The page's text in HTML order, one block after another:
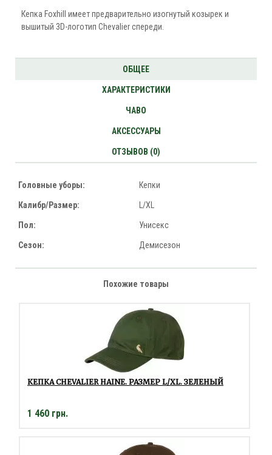
Кепка Foxhill имеет предварительно изогнутый козырек и
вышитый 3D-логотип Chevalier спереди.
ОБЩЕЕ
ХАРАКТЕРИСТИКИ
ЧАВО
АКСЕССУАРЫ
ОТЗЫВОВ (0)
Головные уборы: Кепки
Калибр/Размер: L/XL
Пол: Унисекс
Сезон: Демисезон
Похожие товары
КЕПКА CHEVALIER HAINE. РАЗМЕР L/XL. ЗЕЛЕНЫЙ
1 460 грн.